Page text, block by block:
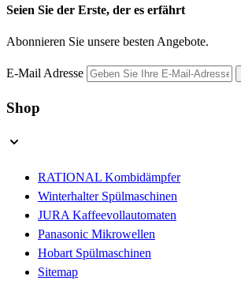
Seien Sie der Erste, der es erfährt
Abonnieren Sie unsere besten Angebote.
E-Mail Adresse
Shop
RATIONAL Kombidämpfer
Winterhalter Spülmaschinen
JURA Kaffeevollautomaten
Panasonic Mikrowellen
Hobart Spülmaschinen
Sitemap